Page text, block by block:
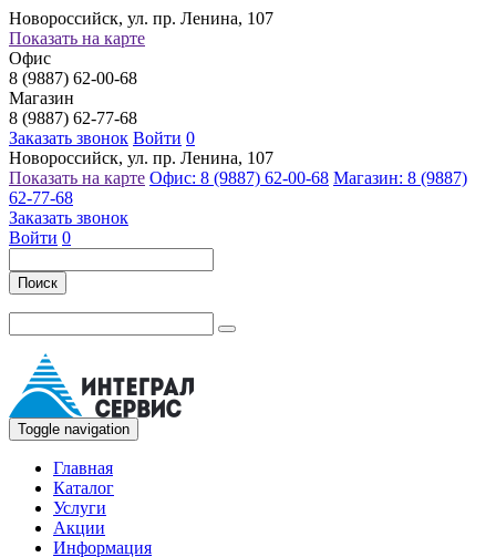
Новороссийск, ул. пр. Ленина, 107
Показать на карте
Офис
8 (9887) 62-00-68
Магазин
8 (9887) 62-77-68
Заказать звонок Войти 0
Новороссийск, ул. пр. Ленина, 107
Показать на карте Офис: 8 (9887) 62-00-68 Магазин: 8 (9887)
62-77-68
Заказать звонок
Войти 0
Поиск
Toggle navigation
Главная
Каталог
Услуги
Акции
Информация